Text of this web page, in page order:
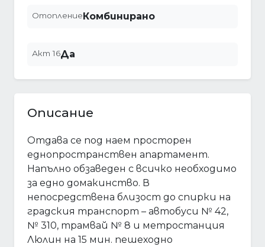
ОтоплениеКомбинирано
Акт 16Да
Описание
Отдава се под наем просторен
еднопространствен апартамент.
Напълно обзаведен с всичко необходимо
за едно домакинство. В
непосредствена близост до спирки на
градския транспорт – автобуси № 42,
№ 310, трамвай № 8 и метростанция
Люлин на 15 мин. пешеходно